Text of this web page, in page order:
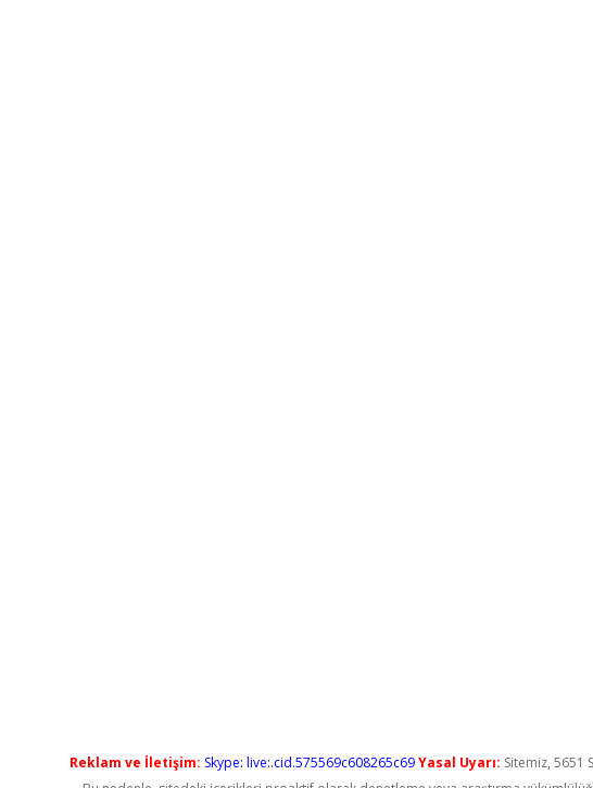
Reklam ve İletişim: Skype: live:.cid.575569c608265c69 Yasal Uyarı: Sitemiz, 5651